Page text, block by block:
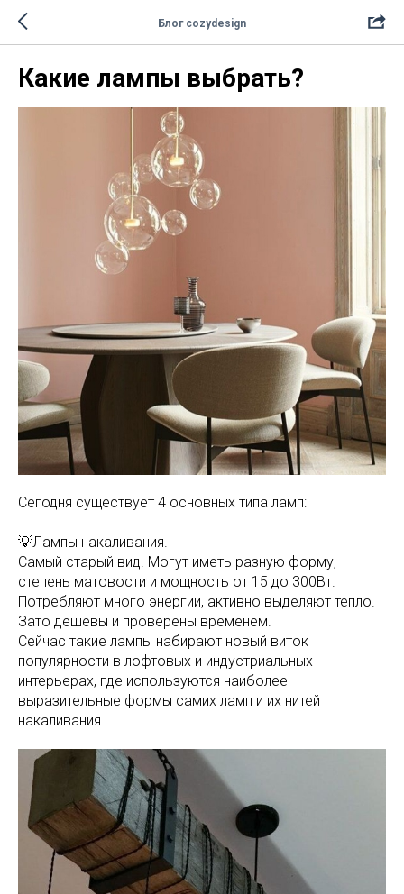
Блог cozydesign
Какие лампы выбрать?
Сегодня существует 4 основных типа ламп:
💡Лампы накаливания.
Самый старый вид. Могут иметь разную форму,
степень матовости и мощность от 15 до 300Вт.
Потребляют много энергии, активно выделяют тепло.
Зато дешёвы и проверены временем.
Сейчас такие лампы набирают новый виток
популярности в лофтовых и индустриальных
интерьерах, где используются наиболее
выразительные формы самих ламп и их нитей
накаливания.